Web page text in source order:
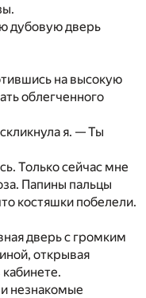
дубовую дверь
на высокую
облегченного
я. — Ты
Только сейчас мне
Папины пальцы
костяшки побелели.
дверь с громким
открывая
незнакомые